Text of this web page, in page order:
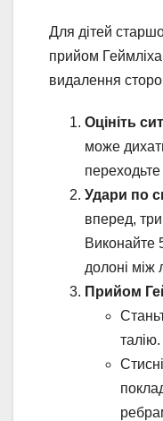
Для дітей
прийом
видалення
Оцініть
може
переходьте
Удари по
вперед,
Виконайте
долоні між
Прийом
талію.